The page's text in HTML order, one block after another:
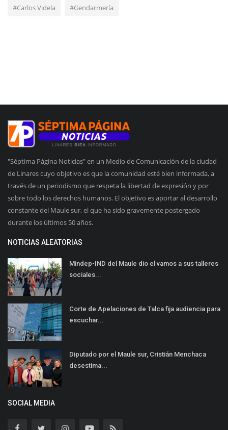
#Carlos Videla #Gendarmería
"Séptima Página Noticias" en un Medio de Comunicación de la ciudad
de Linares cuyo objetivo es que la comunidad esté bien informada, a
través de un periodismo que respeta la libertad de expresión y por
sobre todo los derechos humanos. El objetivo es aportar al desarrollo
constante del Maule sur, el que ha sido gravemente postergado
durante los últimos 50 años.
NOTICIAS ALEATORIAS
Mindep-IND del Maule dio el vamos a sus talleres
sociales...
Corte de Apelaciones de Talca fija audiencia para
escuchar...
Diputado por el Maule sur, Cristián Menchaca
desestima...
SOCIAL MEDIA